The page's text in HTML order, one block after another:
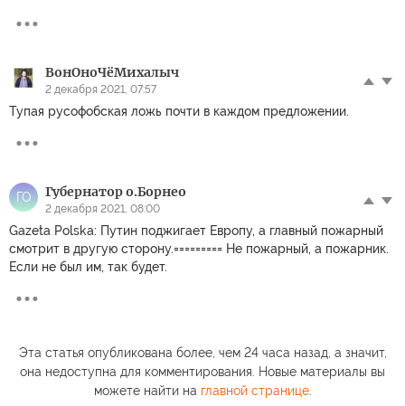
ВонОноЧёМихалыч
2 декабря 2021, 07:57
Тупая русофобская ложь почти в каждом предложении.
ГО Губернатор о.Борнео
2 декабря 2021, 08:00
Gazeta Polska: Путин поджигает Европу, а главный пожарный
смотрит в другую сторону.========= Не пожарный, а пожарник.
Если не был им, так будет.
Эта статья опубликована более, чем 24 часа назад, а значит,
она недоступна для комментирования. Новые материалы вы
можете найти на главной странице.